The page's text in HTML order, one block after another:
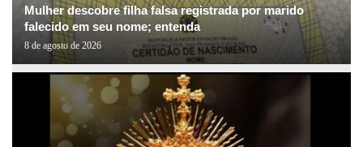
Mulher descobre filha falsa registrada por marido
falecido em seu nome; entenda
8 de agosto de 2026